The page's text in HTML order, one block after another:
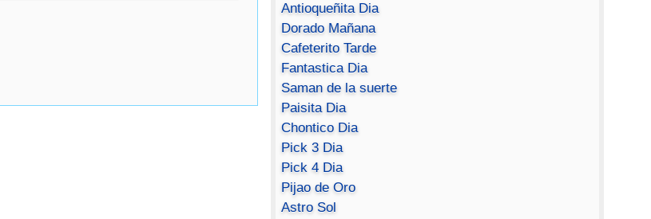
Antioqueñita Dia
Dorado Mañana
Cafeterito Tarde
Fantastica Dia
Saman de la suerte
Paisita Dia
Chontico Dia
Pick 3 Dia
Pick 4 Dia
Pijao de Oro
Astro Sol